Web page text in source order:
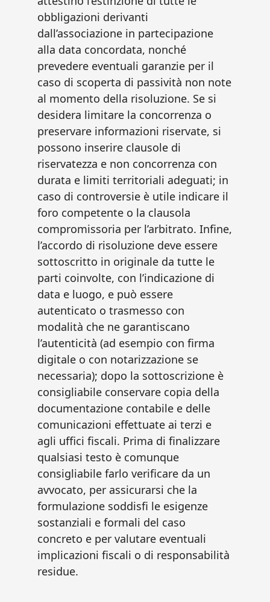
obbligazioni derivanti
dall’associazione in partecipazione
alla data concordata, nonché
prevedere eventuali garanzie per il
caso di scoperta di passività non note
al momento della risoluzione. Se si
desidera limitare la concorrenza o
preservare informazioni riservate, si
possono inserire clausole di
riservatezza e non concorrenza con
durata e limiti territoriali adeguati; in
caso di controversie è utile indicare il
foro competente o la clausola
compromissoria per l’arbitrato. Infine,
l’accordo di risoluzione deve essere
sottoscritto in originale da tutte le
parti coinvolte, con l’indicazione di
data e luogo, e può essere
autenticato o trasmesso con
modalità che ne garantiscano
l’autenticità (ad esempio con firma
digitale o con notarizzazione se
necessaria); dopo la sottoscrizione è
consigliabile conservare copia della
documentazione contabile e delle
comunicazioni effettuate ai terzi e
agli uffici fiscali. Prima di finalizzare
qualsiasi testo è comunque
consigliabile farlo verificare da un
avvocato, per assicurarsi che la
formulazione soddisfi le esigenze
sostanziali e formali del caso
concreto e per valutare eventuali
implicazioni fiscali o di responsabilità
residue.